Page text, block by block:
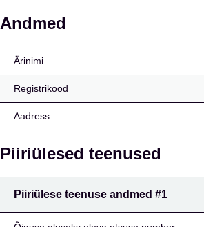
FIRST
Andmed
Ärinimi
Registrikood
Aadress
Piiriülesed teenused
Piiriülese teenuse andmed #1